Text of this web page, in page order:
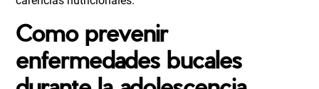
Como prevenir
enfermedades bucales